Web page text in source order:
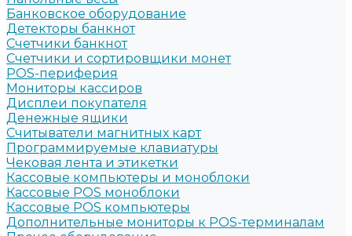
Банковское оборудование
Детекторы банкнот
Счетчики банкнот
Счетчики и сортировщики монет
POS-периферия
Мониторы кассиров
Дисплеи покупателя
Денежные ящики
Считыватели магнитных карт
Программируемые клавиатуры
Чековая лента и этикетки
Кассовые компьютеры и моноблоки
Кассовые POS моноблоки
Кассовые POS компьютеры
Дополнительные мониторы к POS-терминалам